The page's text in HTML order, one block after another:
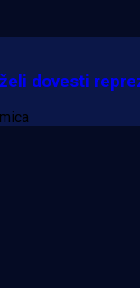
dovesti